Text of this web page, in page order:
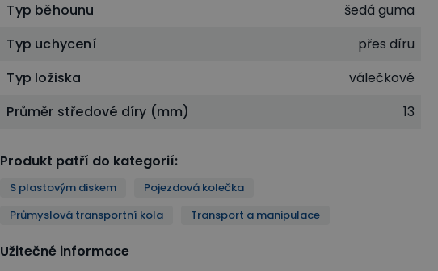
Typ běhounu
šedá guma
Typ uchycení
přes díru
Typ ložiska
válečkové
Průměr středové díry (mm)
13
Produkt patří do kategorií:
S plastovým diskem
Pojezdová kolečka
Průmyslová transportní kola
Transport a manipulace
Užitečné informace